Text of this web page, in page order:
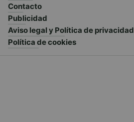
Contacto
Publicidad
Aviso legal y Política de privacidad
Política de cookies